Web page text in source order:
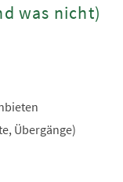
was nicht)
Übergänge)